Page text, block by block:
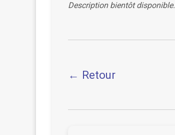
Description bientôt disponible.
← Retour